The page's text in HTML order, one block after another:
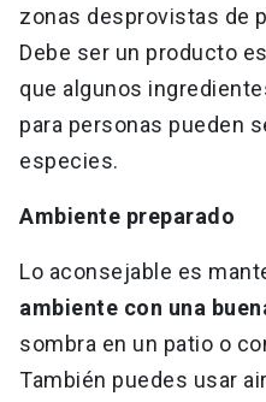
zonas desprovistas de
Debe ser un producto
que algunos
para personas pueden
especies.
Ambiente preparado
Lo aconsejable es
ambiente con una
sombra en un patio o
También puedes usar